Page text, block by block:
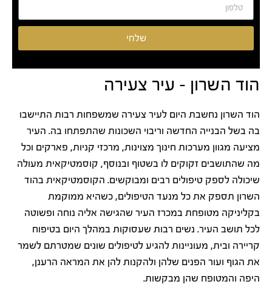
שלחי
הוד השרון – עיר צעירה
הוד השרון נחשבת היום לעיר צעירה שמשפחות רבות התיישבו
בה בשל הבנייה החדשה וריבוי השכונות שהתפתחו בה. העיר
מציעה מגוון מערכות חינוך מצוינות, מרכזי קניות, פארקים וכל
מה שהתושבים זקוקים לו בשטוף ובנוסף, קוסמטיקאית מעולה
שיכולה לספק טיפולים רבים ומבוקשים. הקוסמטיקאית בהוד
השרון תספק את כל מנעד הטיפולים, כשהיא ממוקמת
בקליניקה מטופחת במכרז העיר שהגישה אליה נוחה ופשוטה
לכל תושב העיר. נשים רבות שעסוקות במהלך היום בטיפוח
קריירה ובית, מעוניינות להגיע לטיפולים שונים שמטרתם לשמר
את הגוף ועור הפנים שלהן ולהקנות להן את המראה הרענן,
היפה והמטופח שהן מבקשות.